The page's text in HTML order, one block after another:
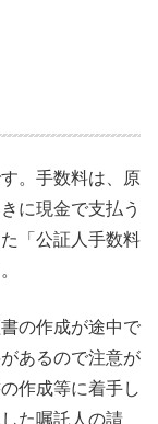
。手数料は、原
に現金で支払う
「公証人手数料
の作成が途中で
あるので注意が
作成等に着手し
た嘱託人の請